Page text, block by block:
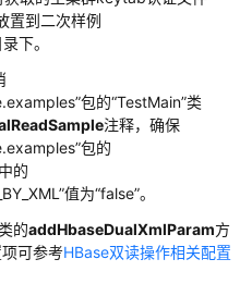
置到二次样例
下。
包的“TestMain”类
注释，确保
包的
的
值为“false”。
的addHbaseDualXmlParam方
可参考HBase双读操作相关配置